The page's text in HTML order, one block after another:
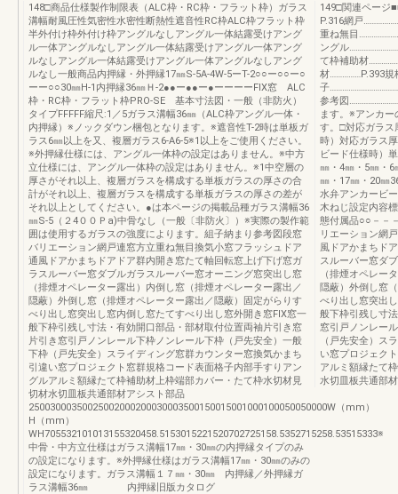
148□商品仕様製作制限表（ALC枠・RC枠・フラット枠）ガラス
溝幅耐風圧性気密性水密性断熱性遮音性RC枠ALC枠フラット枠
半外付け枠外付け枠アングルなしアングル一体結露受けアング
ル一体アングルなしアングル一体結露受けアングル一体アング
ルなしアングル一体結露受けアングル一体アングルなしアング
ルなし一般商品内押縁・外押縁17㎜S-5A-4W-5ーT-2○○ー○○ー○
ーー○○30㎜H-1内押縁36㎜Ｈ-2●●ー●●ー●ーーーーFIX窓 ALC
枠・RC枠・フラット枠PRO-SE 基本寸法図・一般（非防火）
タイプFFFFF縮尺:1／5ガラス溝幅36㎜（ALC枠アングル一体・
内押縁）※ノックダウン梱包となります。※遮音性T-2時は単板ガ
ラス6㎜以上を又、複層ガラス6-A6-5※1以上をご使用ください。
※外押縁仕様には、アングル一体枠の設定はありません。※中方
立仕様には、アングル一体枠の設定はありません。※1中空層の
厚さがそれ以上、複層ガラスを構成する単板ガラスの厚さの合
計がそれ以上、複層ガラスを構成する単板ガラスの厚さの差が
それ以上としてください。●は本ページの掲載品種ガラス溝幅36
㎜S-5（２4００Ｐa)中骨なし（一般〔非防火〕）※実際の製作範
囲は使用するガラスの強度によります。組子納まり参考図段窓
バリエーション網戸連窓方立重ね無目換気小窓フラッシュドア
通風ドアかまちドアドア群内開き窓たて軸回転窓上げ下げ窓ガ
ラスルーバー窓ダブルガラスルーバー窓オーニング窓突出し窓
（排煙オペレーター露出）内倒し窓（排煙オペレーター露出／
隠蔽）外倒し窓（排煙オペレーター露出／隠蔽）固定がらりす
べり出し窓突出し窓内倒し窓たてすべり出し窓外開き窓FIX窓一
般下枠引残し寸法・有効開口部品・部材取付位置両袖片引き窓
片引き窓引戸ノンレール下枠ノンレール下枠（戸先安全）一般
下枠（戸先安全）スライディング窓群カウンター窓換気かまち
引違い窓プロジェクト窓群規格コード表面格子内部手すりアン
グルアルミ額縁たて枠補助材上枠端部カバー・たて枠水切材見
切材水切皿板共通部材アシスト部品
25003000350025002000200030003500150015001000100050050000W（mm）
H（mm）
WH705532101013155320458.5153015221520702725158.5352715258.53515333※
中骨・中方立仕様はガラス溝幅17㎜・30㎜の内押縁タイプのみ
の設定になります。※外押縁仕様はガラス溝幅17㎜・30㎜のみの
設定になります。ガラス溝幅１７㎜・30㎜ 内押縁／外押縁ガ
ラス溝幅36㎜ 内押縁旧版カタログ
149□関連ペー
P.316網戸
重ね無目
ングル
て枠補助材
材……………P.393
子
参考図
ます。※アンカ
す。□対応ガラス
時）対応ガラス
ビード仕様時）
㎜・4㎜・5㎜・6
㎜・17㎜・20㎜
水弁アンカービ
木ねじ設定内容
態付属品○○－－
リエーション網
風ドアかまちド
スルーバー窓ダ
（排煙オペレー
隠蔽）外倒し窓
べり出し窓突出
般下枠引残し寸
窓引戸ノンレー
（戸先安全）ス
い窓プロジェク
アルミ額縁たて
水切皿板共通部